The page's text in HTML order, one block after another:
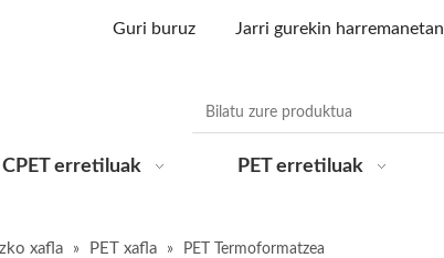
Guri buruz Jarri gurekin harremanetan
CPET erretiluak PET erretiluak
xafla » PET xafla » PET Termoformatzea